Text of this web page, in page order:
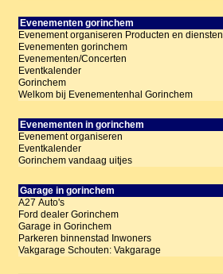
Evenementen gorinchem
Evenement organiseren Producten en diensten
Evenementen gorinchem
Evenementen/Concerten
Eventkalender
Gorinchem
Welkom bij Evenementenhal Gorinchem
Evenementen in gorinchem
Evenement organiseren
Eventkalender
Gorinchem vandaag uitjes
Garage in gorinchem
A27 Auto's
Ford dealer Gorinchem
Garage in Gorinchem
Parkeren binnenstad Inwoners
Vakgarage Schouten: Vakgarage